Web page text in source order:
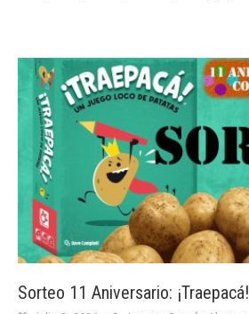
Sorteo 11 Aniversario: ¡Traepacá!